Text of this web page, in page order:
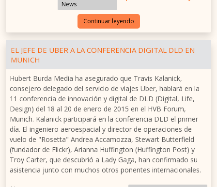
News
Continuar leyendo
EL JEFE DE UBER A LA CONFERENCIA DIGITAL DLD EN
MUNICH
Hubert Burda Media ha asegurado que Travis Kalanick,
consejero delegado del servicio de viajes Uber, hablará en la
11 conferencia de innovación y digital de DLD (Digital, Life,
Design) del 18 al 20 de enero de 2015 en el HVB Forum,
Munich. Kalanick participará en la conferencia DLD el primer
día. El ingeniero aeroespacial y director de operaciones de
vuelo de "Rosetta" Andrea Accamozza, Stewart Butterfield
(fundador de Flickr), Arianna Huffington (Huffington Post) y
Troy Carter, que descubrió a Lady Gaga, han confirmado su
asistencia junto con muchos otros ponentes internacionales.